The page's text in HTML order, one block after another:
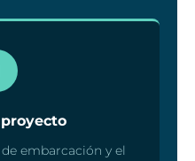
embarcación y el